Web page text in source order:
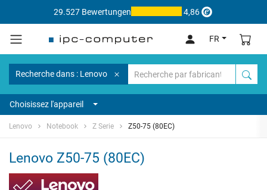
29.527 Bewertungen 4,86
FR
Recherche dans : Lenovo
Choisissez l'appareil
Lenovo Notebook Z Serie Z50-75 (80EC)
Lenovo Z50-75 (80EC)